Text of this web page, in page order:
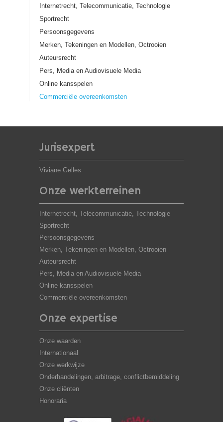
Internetrecht, Telecommunicatie, Technologie
Sportrecht
Persoonsgegevens
Merken, Tekeningen en Modellen, Octrooien
Auteursrecht
Pers, Media en Audiovisuele Media
Online kansspelen
Commerciële overeenkomsten
Jurisexpert
Viviane Gelles
Onze werkterreinen
Internetrecht, Telecommunicatie, Technologie
Sportrecht
Persoonsgegevens
Merken, Tekeningen en Modellen, Octrooien
Auteursrecht
Pers, Media en Audiovisuele Media
Online kansspelen
Commerciële overeenkomsten
Onze expertise
Onze waarden
Internationaal
Onze werkwijze
Onderhandelingen, arbitrage, conflictbemiddeling
Onze cliënten
Honoraria